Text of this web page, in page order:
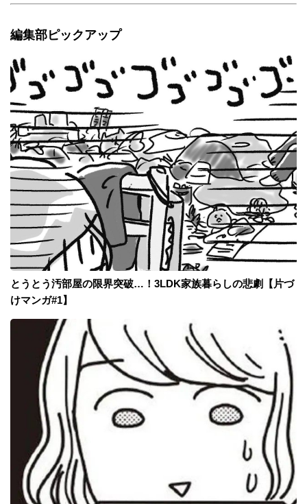
編集部ピックアップ
とうとう汚部屋の限界突破…！3LDK家族暮らしの悲劇【片づ
けマンガ#1】